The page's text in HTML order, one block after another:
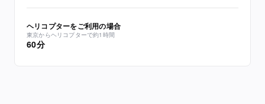
ヘリコプターをご利用の場合
東京からヘリコプターで約1時間
60分